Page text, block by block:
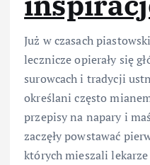
Już w czasach
lecznicze opierały się
surowcach i tradycji
określani często
przepisy na napary i
zaczęły powstawać
których mieszali